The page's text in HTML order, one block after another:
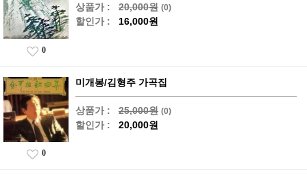
상품가 : 20,000원 (0)
할인가 : 16,000원
0
미개봉/김형주 가곡집
상품가 : 25,000원 (0)
할인가 : 20,000원
0